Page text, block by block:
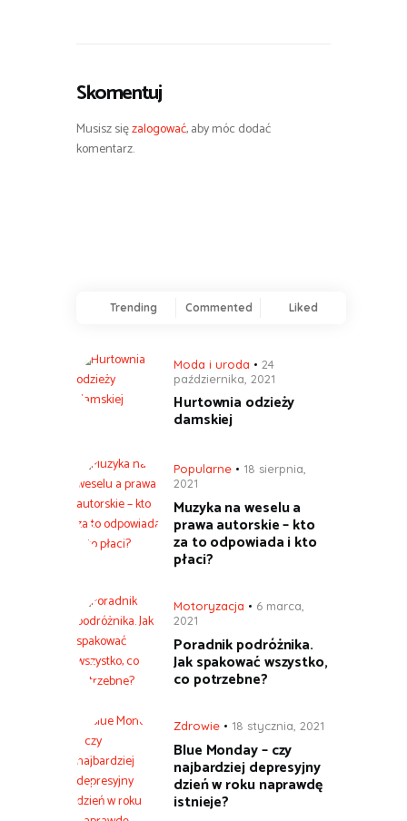
Skomentuj
Musisz sięzalogować, aby móc dodać
komentarz.
Trending Commented Liked
Moda i uroda
24
października, 2021
Hurtownia odzieży
damskiej
Popularne
18 sierpnia,
2021
Muzyka na weselu a
prawa autorskie – kto
za to odpowiada i kto
płaci?
Motoryzacja
6 marca,
2021
Poradnik podróżnika.
Jak spakować wszystko,
co potrzebne?
Zdrowie 18 stycznia, 2021
Blue Monday – czy
najbardziej depresyjny
dzień w roku naprawdę
istnieje?